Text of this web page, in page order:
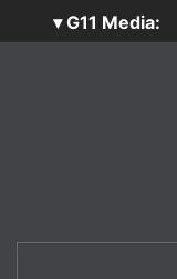
▾ G11 Media:
SecurityOpenLab